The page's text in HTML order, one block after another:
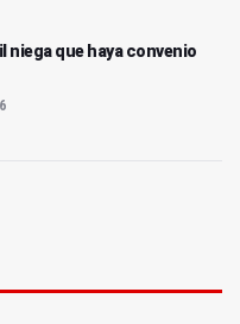
niega que haya convenio